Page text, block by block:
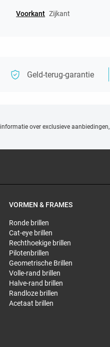
Voorkant Zijkant
Geld-terug-garantie
informatie over exclusieve aanbiedingen,
VORMEN & FRAMES
Ronde brillen
Cat-eye brillen
Rechthoekige brillen
Pilotenbrillen
Geometrische Brillen
Volle-rand brillen
Halve-rand brillen
Randloze brillen
Acetaat brillen